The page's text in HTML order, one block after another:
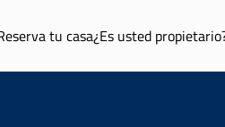
tu casa¿Es usted